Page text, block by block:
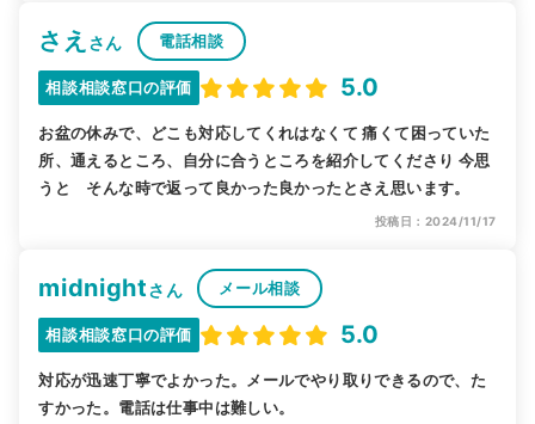
さえ さん 電話相談
相談相談窓口の評価 5.0
お盆の休みで、どこも対応してくれはなくて 痛くて困っていた
所、通えるところ、自分に合うところを紹介してくださり 今思
うと そんな時で返って良かった良かったとさえ思います。
投稿日：2024/11/17
midnightさん メール相談
相談相談窓口の評価 5.0
対応が迅速丁寧でよかった。メールでやり取りできるので、た
すかった。電話は仕事中は難しい。